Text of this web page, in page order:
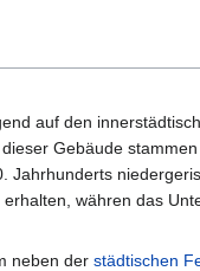
auf den
Gebäude
Jahrhunderts
währen das
neben der städtischen